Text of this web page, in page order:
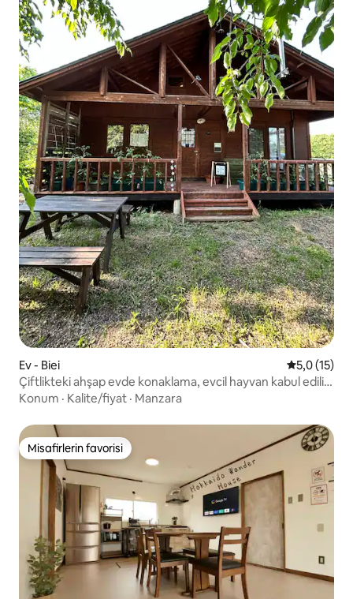
Ev - Biei 55,0 (15)
Çiftlikteki ahşap evde konaklama, evcil hayvan kabul edilir,
kahvaltıda pirinç topu! Kitap okuyarak rahatça vakit
Konum · Kalite/fiyat · Manzara
Misafirlerin favorisi
Misafirlerin favorisi